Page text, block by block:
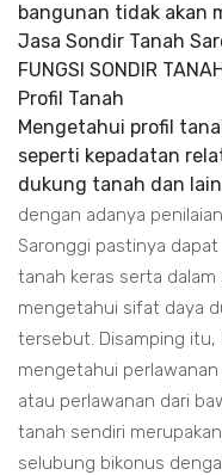
bangunan tidak akan
Jasa Sondir Tanah
FUNGSI SONDIR
Profil Tanah
Mengetahui profil
seperti kepadatan
dukung tanah dan
dengan adanya
Saronggi pastinya
tanah keras serta
mengetahui sifat daya
tersebut. Disamping
mengetahui
atau perlawanan dari
tanah sendiri
selubung bikonus